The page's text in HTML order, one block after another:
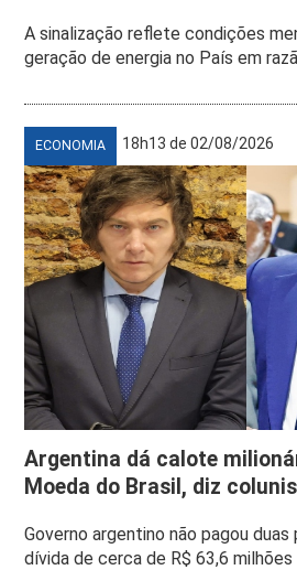
A sinalização reflete condições
geração de energia no País em
ECONOMIA 18h13 de 02/08/2026
Argentina dá calote
Moeda do Brasil, diz
Governo argentino não pagou
dívida de cerca de R$ 63,6 milhões